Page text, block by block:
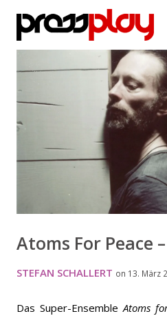
Atoms For Peace
STEFAN SCHALLERT on 13. März
Das Super-EnsembleAtoms